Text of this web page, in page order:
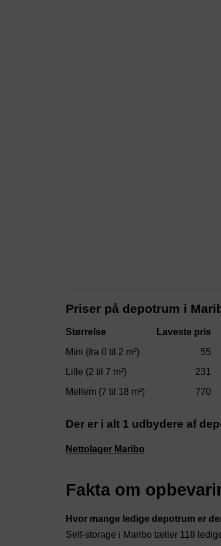
Priser på depotrum i
Størrelse Laveste pris
Mini (fra 0 til 2 m²)
55
Lille (2 til 7 m²)
231
Mellem (7 til 18 m²)
770
Der er i alt 1 udbydere af
Nettolager Maribo
Fakta om
Hvor mange ledige depotrum er
Self-storage i Maribo tæller 118